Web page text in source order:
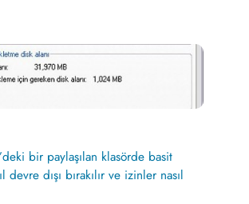
bir paylaşılan klasörde basit
devre dışı bırakılır ve izinler nasıl